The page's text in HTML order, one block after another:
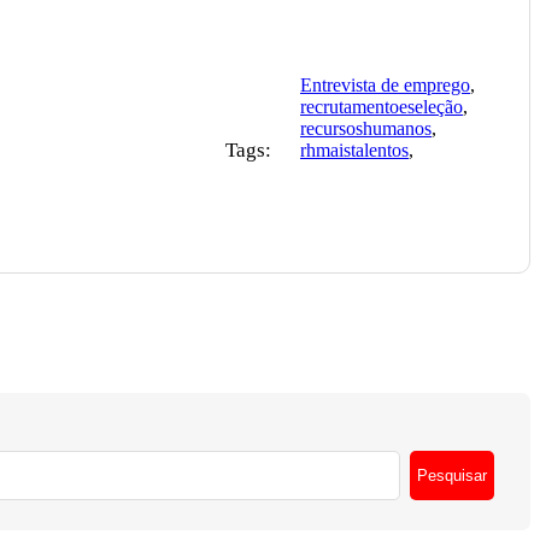
Tags:
Entrevista de emprego,
recrutamentoeseleção,
recursoshumanos,
rhmaistalentos,
Pesquisar